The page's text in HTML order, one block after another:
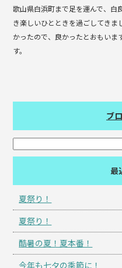
歌山県白浜町まで足を運んで、白
き楽しいひとときを過ごしてき
かったので、良かったとおもいま
す。
ブ
最
夏祭り！
夏祭り！
酷暑の夏！夏本番！
今年も七夕の季節に！